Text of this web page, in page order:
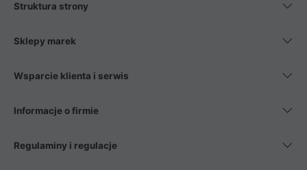
Struktura strony
Sklepy marek
Wsparcie klienta i serwis
Informacje o firmie
Regulaminy i regulacje